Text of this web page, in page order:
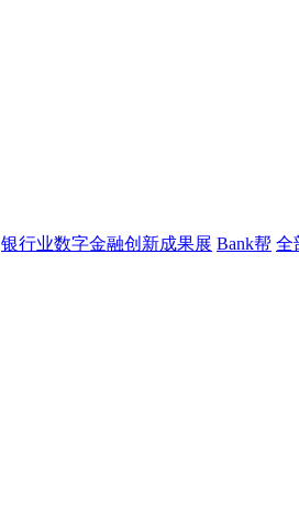
银行业数字金融创新成果展 Bank帮 全